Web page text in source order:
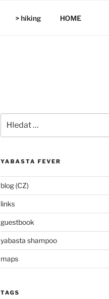
> hiking HOME
YABASTA FEVER
blog (CZ)
links
guestbook
yabasta shampoo
maps
TAGS